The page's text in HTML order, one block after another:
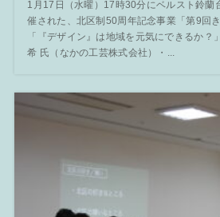
1月17日（水曜）17時30分にベルスト鈴蘭
催された、北区制50周年記念事業「第9回
「『デザイン』は地域を元気にできるか？
希 氏（なかの工芸株式会社）・...